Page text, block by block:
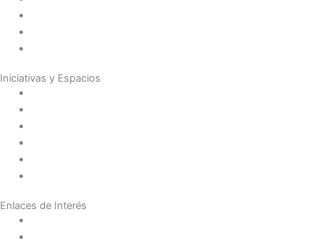
Iniciativas y Espacios
Enlaces de Interés